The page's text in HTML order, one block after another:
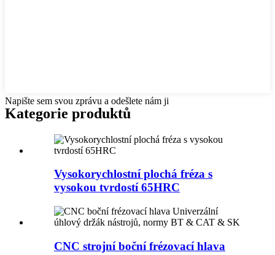
Napište sem svou zprávu a odešlete nám ji
Kategorie produktů
Vysokorychlostní plochá fréza s
vysokou tvrdostí 65HRC
CNC strojní boční frézovací hlava